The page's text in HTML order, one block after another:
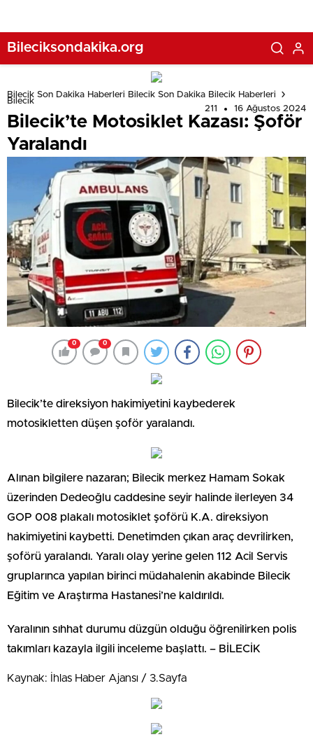
Bileciksondakika.org
Bilecik Son Dakika Haberleri Bilecik Son Dakika Bilecik Haberleri
Bilecik
211
16 Ağustos 2024
Bilecik’te Motosiklet Kazası: Şoför
Yaralandı
0 0
Bilecik’te direksiyon hakimiyetini kaybederek
motosikletten düşen şoför yaralandı.
Alınan bilgilere nazaran; Bilecik merkez Hamam Sokak
üzerinden Dedeoğlu caddesine seyir halinde ilerleyen 34
GOP 008 plakalı motosiklet şoförü K.A. direksiyon
hakimiyetini kaybetti. Denetimden çıkan araç devrilirken,
şoförü yaralandı. Yaralı olay yerine gelen 112 Acil Servis
gruplarınca yapılan birinci müdahalenin akabinde Bilecik
Eğitim ve Araştırma Hastanesi’ne kaldırıldı.
Yaralının sıhhat durumu düzgün olduğu öğrenilirken polis
takımları kazayla ilgili inceleme başlattı. – BİLECİK
Kaynak: İhlas Haber Ajansı / 3.Sayfa